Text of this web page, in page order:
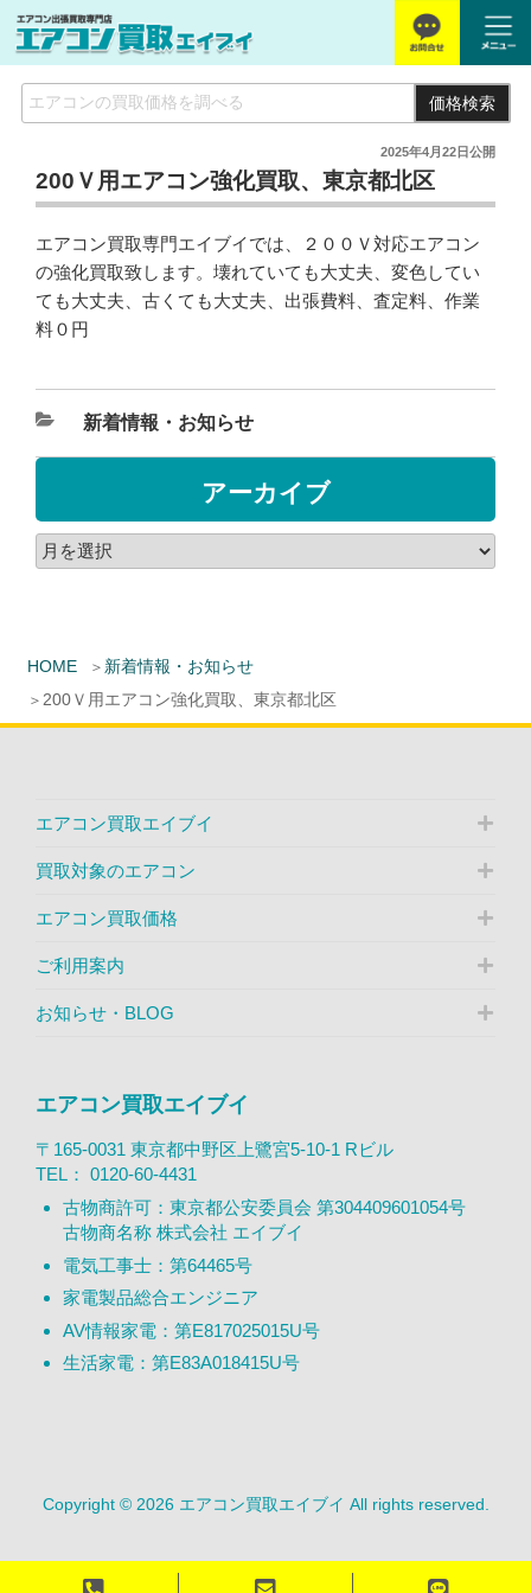
価格検索
HOME
新着情報・お知らせ
200Ｖ用エアコン強化買取、東京都北区
2025年4月22日公開
200Ｖ用エアコン強化買取、東京都北区
エアコン買取専門エイブイでは、２００Ｖ対応エアコン
の強化買取致します。壊れていても大丈夫、変色してい
ても大丈夫、古くても大丈夫、出張費料、査定料、作業
料０円
新着情報・お知らせ
アーカイブ
エアコン買取エイブイ
買取対象のエアコン
エアコン買取価格
ご利用案内
お知らせ・BLOG
エアコン買取エイブイ
〒165-0031 東京都中野区上鷺宮5-10-1 Rビル
TEL： 0120-60-4431
古物商許可：東京都公安委員会 第304409601054号
古物商名称 株式会社 エイブイ
電気工事士：第64465号
家電製品総合エンジニア
AV情報家電：第E817025015U号
生活家電：第E83A018415U号
Copyright © 2026 エアコン買取エイブイ All rights reserved.